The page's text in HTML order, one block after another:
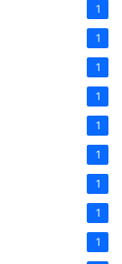
1
1
1
1
1
1
1
1
1